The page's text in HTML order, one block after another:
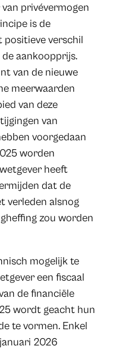
privévermogen
is de
positieve verschil
aankoopprijs.
van de nieuwe
meerwaarden
van deze
van
voorgedaan
worden
heeft
dat de
verleden alsnog
zou worden
mogelijk te
een fiscaal
de financiële
wordt geacht hun
te vormen. Enkel
2026